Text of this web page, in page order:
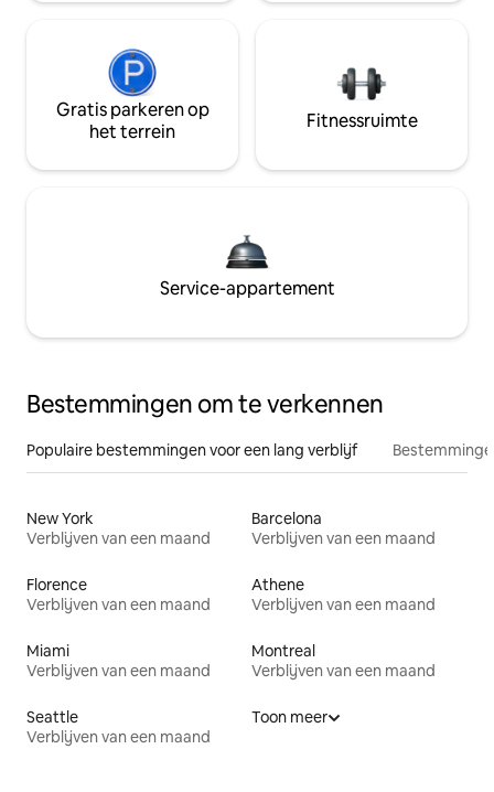
Gratis parkeren op
het terrein
Fitnessruimte
Service-appartement
Bestemmingen om te verkennen
Populaire bestemmingen voor een lang verblijf
New York
Verblijven van een maand
Barcelona
Verblijven van een maand
Florence
Verblijven van een maand
Athene
Verblijven van een maand
Miami
Verblijven van een maand
Montreal
Verblijven van een maand
Seattle
Verblijven van een maand
Toon meer